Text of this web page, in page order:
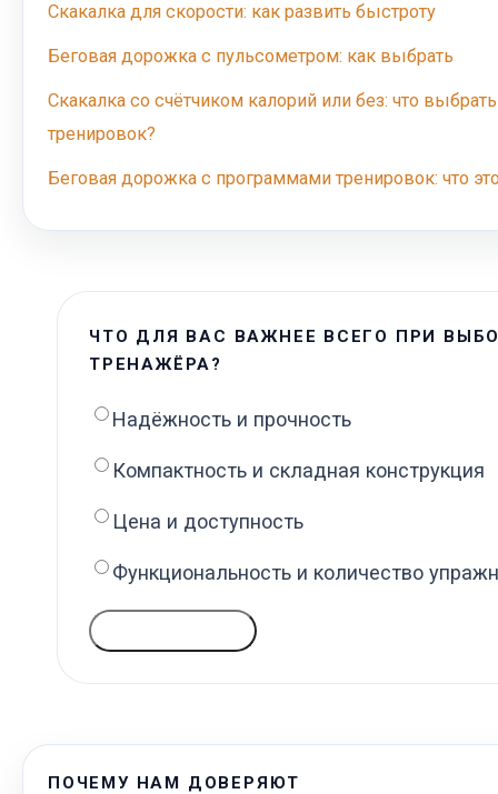
Скакалка для скорости: как развить быстроту
Беговая дорожка с пульсометром: как выбрать
Скакалка со счётчиком калорий или без: что
тренировок?
Беговая дорожка с программами тренировок: что
ЧТО ДЛЯ ВАС ВАЖНЕЕ ВСЕГО ПРИ
ТРЕНАЖЁРА?
Надёжность и прочность
Компактность и складная конструкция
Цена и доступность
Функциональность и количество
ПОЧЕМУ НАМ ДОВЕРЯЮТ